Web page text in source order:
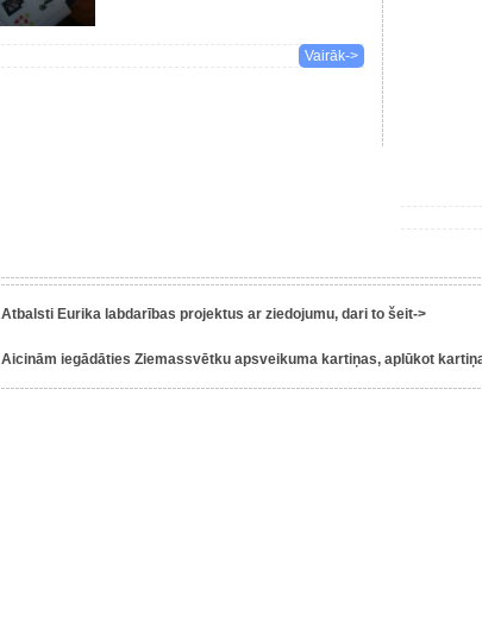
Vairāk->
Atbalsti Eurika labdarības projektus ar ziedojumu, dari to šeit->
Aicinām iegādāties Ziemassvētku apsveikuma kartiņas, aplūkot